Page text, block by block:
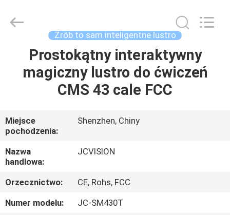
DOM
PRODUKTY
O
NAS
WYCIECZKA
PO
FABRYCE
Interactive
Technology
Zrób to sam inteligentne lustro
Prostokątny interaktywny
magiczny lustro do ćwiczeń
CMS 43 cale FCC
Miejsce
pochodzenia:
Shenzhen, Chiny
Nazwa
handlowa:
JCVISION
Orzecznictwo:
CE, Rohs, FCC
Numer modelu:
JC-SM430T